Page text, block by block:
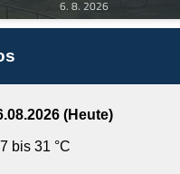
6. 8. 2026
(Heute)
bis 31 °C